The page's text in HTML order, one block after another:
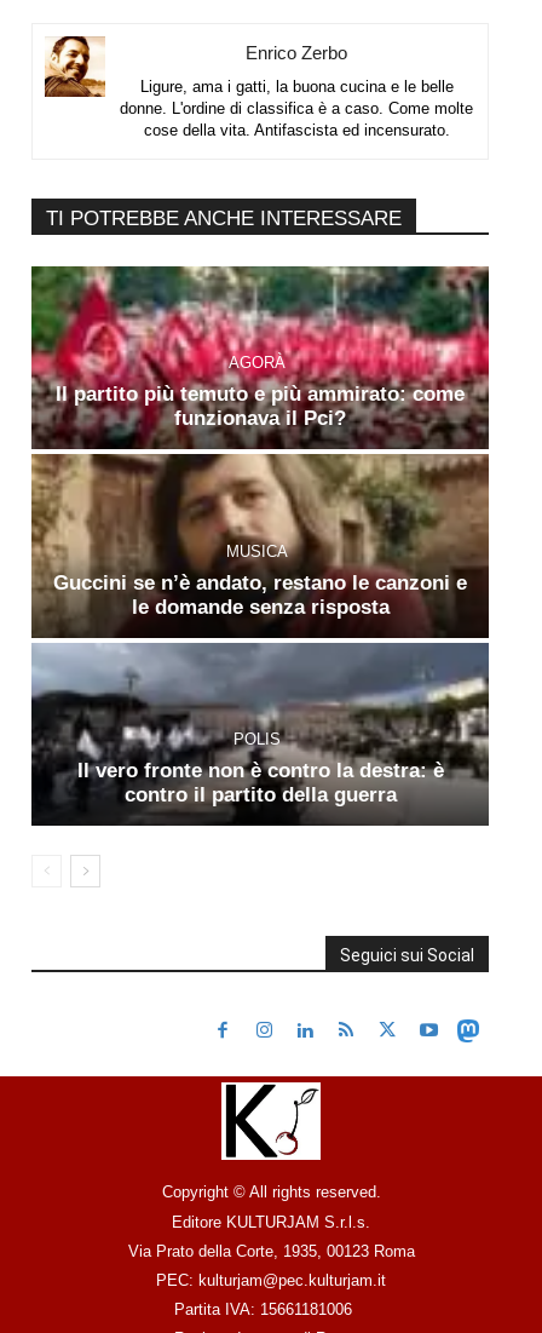
Enrico Zerbo
Ligure, ama i gatti, la buona cucina e le belle
donne. L'ordine di classifica è a caso. Come molte
cose della vita. Antifascista ed incensurato.
TI POTREBBE ANCHE INTERESSARE
AGORÀ
Il partito più temuto e più ammirato: come
funzionava il Pci?
MUSICA
Guccini se n’è andato, restano le canzoni e
le domande senza risposta
POLIS
Il vero fronte non è contro la destra: è
contro il partito della guerra
Seguici sui Social
Copyright © All rights reserved.
Editore KULTURJAM S.r.l.s.
Via Prato della Corte, 1935, 00123 Roma
PEC: kulturjam@pec.kulturjam.it
Partita IVA: 15661181006